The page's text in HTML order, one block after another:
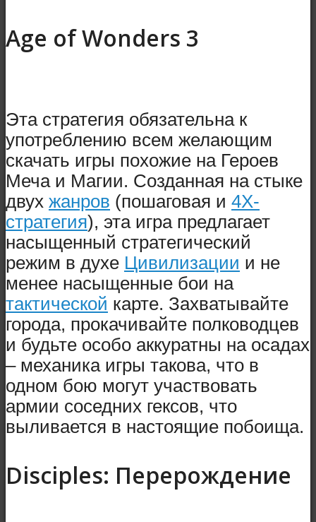
Age of Wonders 3
Эта стратегия обязательна к
употреблению всем желающим
скачать игры похожие на Героев
Меча и Магии. Созданная на стыке
двух жанров (пошаговая и 4X-
стратегия), эта игра предлагает
насыщенный стратегический
режим в духе Цивилизации и не
менее насыщенные бои на
тактической карте. Захватывайте
города, прокачивайте полководцев
и будьте особо аккуратны на осадах
– механика игры такова, что в
одном бою могут участвовать
армии соседних гексов, что
выливается в настоящие побоища.
Disciples: Перерождение